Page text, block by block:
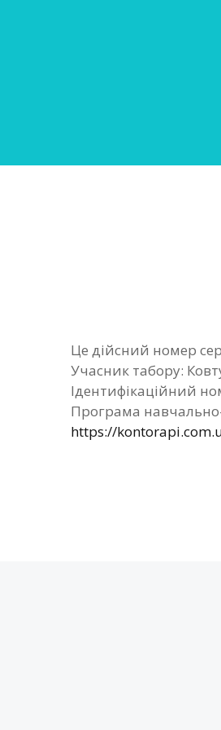
Це дійсний номер
Учасник табору:
Ідентифікаційний
Програма
https://